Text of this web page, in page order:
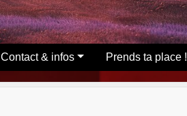
Contact & infos Prends ta place !